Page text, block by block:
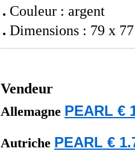
Couleur : argent
Dimensions : 79 x
Vendeur
Allemagne PEARL €
Autriche PEARL €